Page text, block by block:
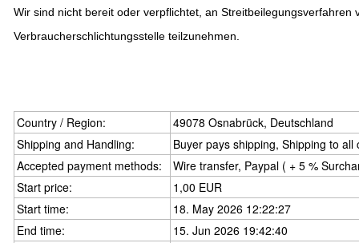
Wir sind nicht bereit oder verpflichtet, an Streitbeilegungsverfahren
Verbraucherschlichtungsstelle teilzunehmen.
Country / Region:
49078 Osnabrück, Deutschland
Shipping and Handling:
Buyer pays shipping, Shipping to
Accepted payment methods:
Wire transfer, Paypal ( + 5 %
Start price:
1,00 EUR
Start time:
18. May 2026 12:22:27
End time:
15. Jun 2026 19:42:40